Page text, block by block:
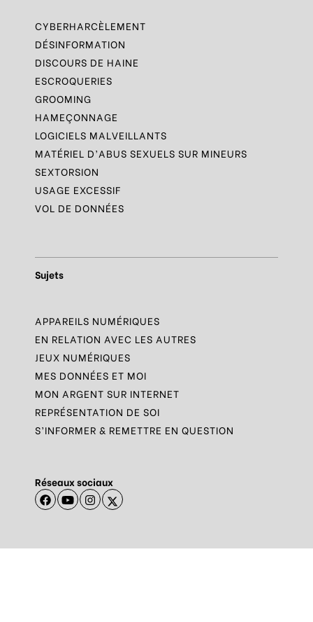
CYBERHARCÈLEMENT
DÉSINFORMATION
DISCOURS DE HAINE
ESCROQUERIES
GROOMING
HAMEÇONNAGE
LOGICIELS MALVEILLANTS
MATÉRIEL D’ABUS SEXUELS SUR MINEURS
SEXTORSION
USAGE EXCESSIF
VOL DE DONNÉES
Sujets
APPAREILS NUMÉRIQUES
EN RELATION AVEC LES AUTRES
JEUX NUMÉRIQUES
MES DONNÉES ET MOI
MON ARGENT SUR INTERNET
REPRÉSENTATION DE SOI
S’INFORMER & REMETTRE EN QUESTION
Réseaux sociaux